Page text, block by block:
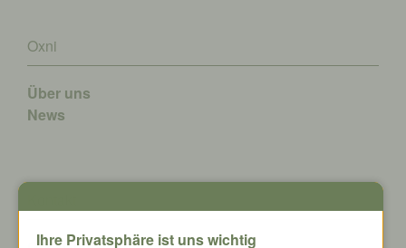
Oxni
Über uns
News
Ihre Privatsphäre ist uns wichtig